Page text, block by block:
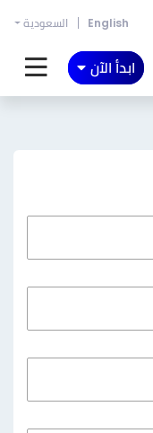
English السعودية
ابدأ الآن